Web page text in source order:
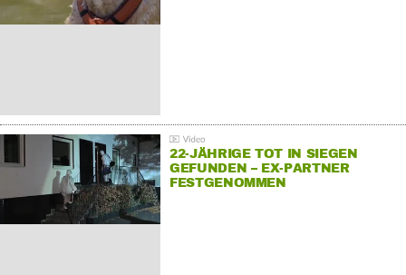
22-JÄHRIGE TOT IN SIEGEN
GEFUNDEN – EX-PARTNER
FESTGENOMMEN